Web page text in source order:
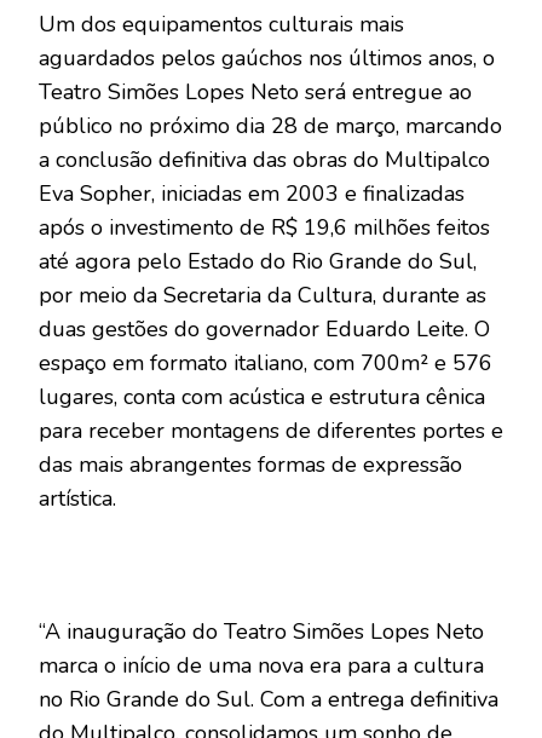
Um dos equipamentos culturais mais
aguardados pelos gaúchos nos últimos anos, o
Teatro Simões Lopes Neto será entregue ao
público no próximo dia 28 de março, marcando
a conclusão definitiva das obras do Multipalco
Eva Sopher, iniciadas em 2003 e finalizadas
após o investimento de R$ 19,6 milhões feitos
até agora pelo Estado do Rio Grande do Sul,
por meio da Secretaria da Cultura, durante as
duas gestões do governador Eduardo Leite. O
espaço em formato italiano, com 700m² e 576
lugares, conta com acústica e estrutura cênica
para receber montagens de diferentes portes e
das mais abrangentes formas de expressão
artística.
“A inauguração do Teatro Simões Lopes Neto
marca o início de uma nova era para a cultura
no Rio Grande do Sul. Com a entrega definitiva